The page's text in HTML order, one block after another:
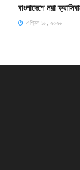
বাংলাদেশে নয়া
এপ্রিল ১৮, ২০২৬